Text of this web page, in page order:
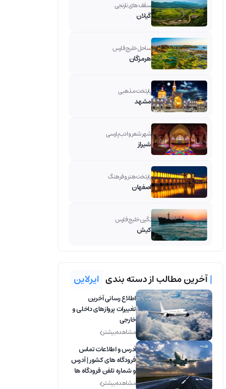
سقف های نارنجی
گیلان
ساحل خلیج فارس
هرمزگان
پایتخت مذهبی
مشهد
شهر شعر و ادب پارسی
شیراز
پایتخت هنر و فرهنگ
اصفهان
نگین خلیج فارس
کیش
|آخرین مطالب از دسته بندی ایرلاین
اطلاع رسانی آخرین
تغییرات پروازهای داخلی و
خارجی
مشاهده بیشتر
آدرس و اطلاعات تماس
فرودگاه های کشور | آدرس
و شماره تلفن فرودگاه ها
مشاهده بیشتر